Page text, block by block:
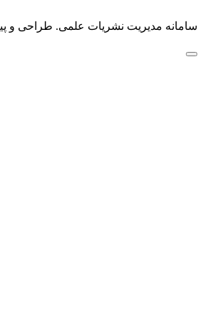
سامانه مدیریت نشریات علمی. طراحی و